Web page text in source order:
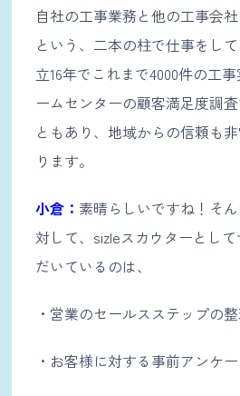
自社の工事業務と他の工事会
という、二本の柱で仕事をし
立16年でこれまで4000件の工
ームセンターの顧客満足度調
ともあり、地域からの信頼も
ります。
小倉： 素晴らしいですね！そ
対して、sizleスカウターとし
だいているのは、
・営業のセールスステップの
・お客様に対する事前アンケ